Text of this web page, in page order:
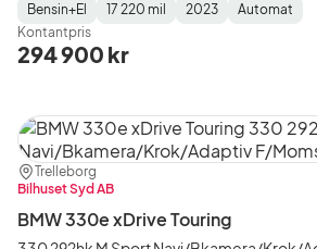
Fuel
Type:
Bensin+El
Mätarställning:
17 220 mil
Model
Year:
2023
Gearbox
Type:
Automat
Kontantpris
294 900 kr
Plats:
Trelleborg
Återförsäljare:
Bilhuset Syd AB
BMW 330e xDrive Touring